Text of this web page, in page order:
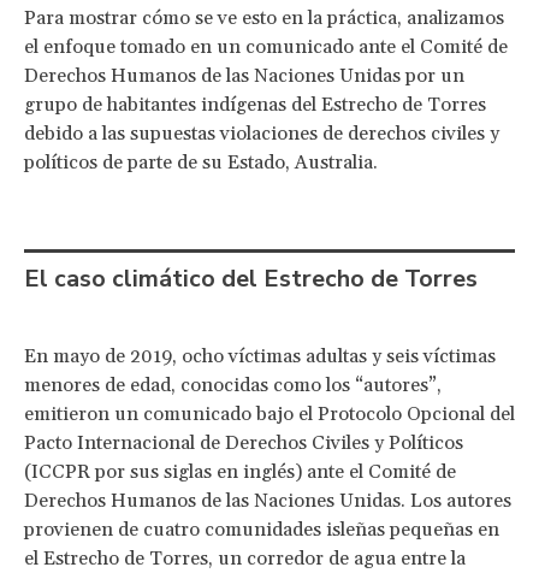
Para mostrar cómo se ve esto en la práctica, analizamos
el enfoque tomado en un comunicado ante el Comité de
Derechos Humanos de las Naciones Unidas por un
grupo de habitantes indígenas del Estrecho de Torres
debido a las supuestas violaciones de derechos civiles y
políticos de parte de su Estado, Australia.
El caso climático del Estrecho de Torres
En mayo de 2019, ocho víctimas adultas y seis víctimas
menores de edad, conocidas como los “autores”,
emitieron un comunicado bajo el Protocolo Opcional del
Pacto Internacional de Derechos Civiles y Políticos
(ICCPR por sus siglas en inglés) ante el Comité de
Derechos Humanos de las Naciones Unidas. Los autores
provienen de cuatro comunidades isleñas pequeñas en
el Estrecho de Torres, un corredor de agua entre la